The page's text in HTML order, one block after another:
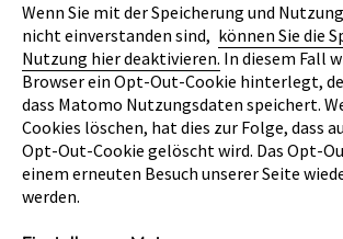
Wenn Sie mit der Speicherung und
nicht einverstanden sind, können Sie die
Nutzung hier deaktivieren. In diesem Fall
Browser ein Opt-Out-Cookie hinterlegt,
dass Matomo Nutzungsdaten speichert.
Cookies löschen, hat dies zur Folge, dass
Opt-Out-Cookie gelöscht wird. Das Opt-
einem erneuten Besuch unserer Seite
werden.